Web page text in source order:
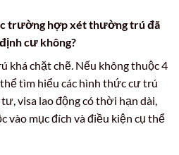
trường hợp xét thường trú đã
cư không?
khá chặt chẽ. Nếu không thuộc 4
tìm hiểu các hình thức cư trú
visa lao động có thời hạn dài,
vào mục đích và điều kiện cụ thể